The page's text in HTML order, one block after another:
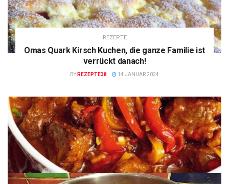
REZEPTE
Omas Quark Kirsch Kuchen, die ganze Familie ist
verrückt danach!
BY REZEPTE38 14 JANUAR 2024